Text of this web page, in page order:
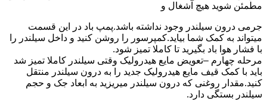
مطمئن شوید هیچ آشغال و
جرمی درون سیلندر وجود نداشته باشد.پمپ باد در این قسمت
میتواند به کمک شما بیاید.کمپرسور را روشن کنید و داخل سیلندر را
با فشار هوا باد بگیرید تا کاملا تمیز شود.
مرحله چهارم –تعویض مایع هیدرولیک وقتی سیلندر کاملا تمیز شد
باید با کمک قیف مایع هیدرولیک جدید را به درون سیلندر منتقل
کنید.مقدار روغنی که درون سیلندر میریزید به ابعاد جک و حجم
سیلندر بستگی دارد.